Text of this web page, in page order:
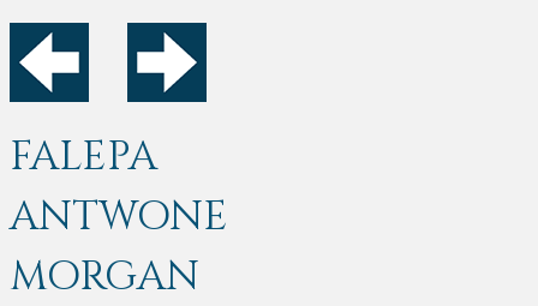
FALEPA
ANTWONE
MORGAN